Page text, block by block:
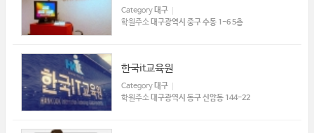
Category대구
학원주소대구광역시 중구 수동 1-6 5층
한국it교육원
Category대구
학원주소대구광역시 동구 신암동 144-22